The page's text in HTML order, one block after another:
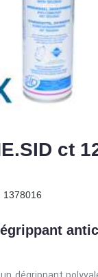
ct
1378016